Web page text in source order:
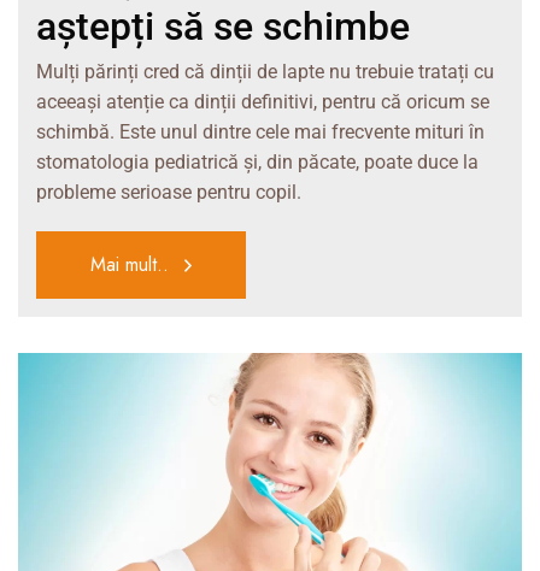
aștepți să se schimbe
Mulți părinți cred că dinții de lapte nu trebuie tratați cu
aceeași atenție ca dinții definitivi, pentru că oricum se
schimbă. Este unul dintre cele mai frecvente mituri în
stomatologia pediatrică și, din păcate, poate duce la
probleme serioase pentru copil.
Mai mult..